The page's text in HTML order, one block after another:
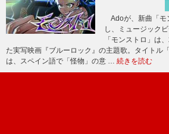
Adoが、新曲「モ
し、ミュージック
「モンストロ」は
た実写映画『ブルーロック』の主題歌。タイトル
は、スペイン語で「怪物」の意 … 続きを読む